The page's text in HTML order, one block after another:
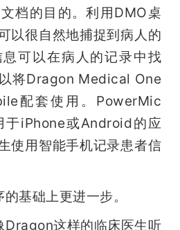
档的目的。利用DMO桌
以很自然地捕捉到病人的
可以在病人的记录中找
将Dragon Medical One
配套使用。PowerMic
于iPhone或Android的应
使用智能手机记录患者信
基础上更进一步。
Dragon这样的临床医生听